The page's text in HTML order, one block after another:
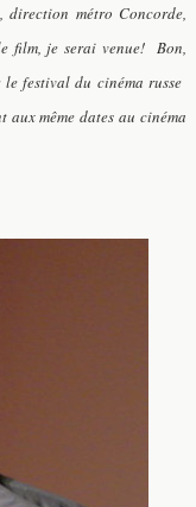
métro Concorde,
film, je serai venue! Bon,
festival du cinéma russe
aux même dates au cinéma